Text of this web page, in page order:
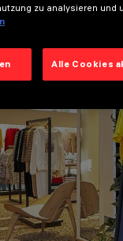
zu analysieren und
Alle Cookies